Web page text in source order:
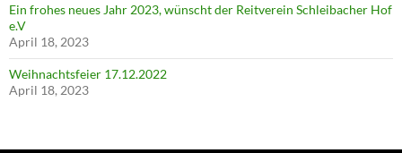
Ein frohes neues Jahr 2023, wünscht der Reitverein Schleibacher Hof
e.V
April 18, 2023
Weihnachtsfeier 17.12.2022
April 18, 2023